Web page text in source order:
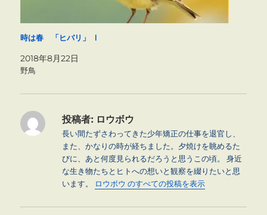
時は春 「ヒバリ」 Ⅰ
2018年8月22日
野鳥
投稿者: ロウボウ
長い間たずさわってきた少年矯正の仕事を退官し、
また、かなりの時が経ちました。夕焼けを眺めるた
びに、あと何度見られるだろうと思うこの頃。 身近
な生き物たちとヒトへの想いと観察を綴りたいと思
います。 ロウボウ のすべての投稿を表示